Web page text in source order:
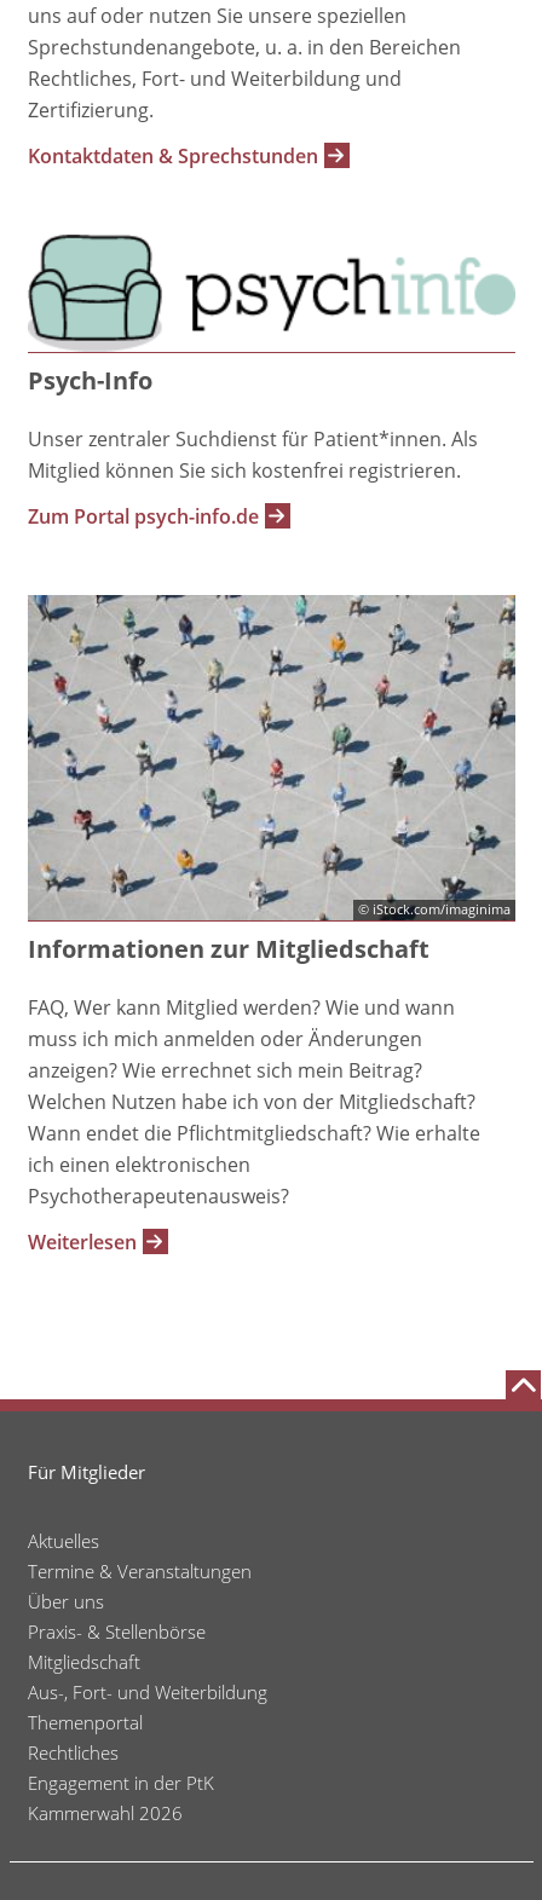
uns auf oder nutzen Sie unsere speziellen
Sprechstundenangebote, u. a. in den Bereichen
Rechtliches, Fort- und Weiterbildung und
Zertifizierung.
Kontaktdaten & Sprechstunden
Psych-Info
Unser zentraler Suchdienst für Patient*innen. Als
Mitglied können Sie sich kostenfrei registrieren.
Zum Portal psych-info.de
© iStock.com/imaginima
Informationen zur Mitgliedschaft
FAQ, Wer kann Mitglied werden? Wie und wann
muss ich mich anmelden oder Änderungen
anzeigen? Wie errechnet sich mein Beitrag?
Welchen Nutzen habe ich von der Mitgliedschaft?
Wann endet die Pflichtmitgliedschaft? Wie erhalte
ich einen elektronischen
Psychotherapeutenausweis?
Weiterlesen
Für Mitglieder
Aktuelles
Termine & Veranstaltungen
Über uns
Praxis- & Stellenbörse
Mitgliedschaft
Aus-, Fort- und Weiterbildung
Themenportal
Rechtliches
Engagement in der PtK
Kammerwahl 2026